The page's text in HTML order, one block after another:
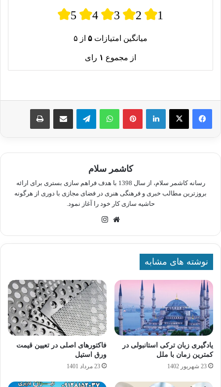
5 4 3 2 1
میانگین امتیازات ۵ از ۵
از مجموع ۱ رای
لینکدین پینترستواتس آپ تلگرام اشتراک گذاری از طریق ایمیل چاپ
کاشمر سلام
رسانه کاشمر سلام، از سال 1398 با هدف فراهم سازی بستری برای ارائه
بروزترین مطالب خبری و فرهنگی هنری در فضای مجازی با دوری از هرگونه
حاشیه سازی کار خود را آغاز نمود.
وبسایت
نوشته های مشابه
یادگیری زبان ترکی استانبولی در
کمترین زمان با ملل
23 شهریور 1402
فاکتورهای اصلی در تعیین قیمت
ورق استیل
23 مرداد 1401